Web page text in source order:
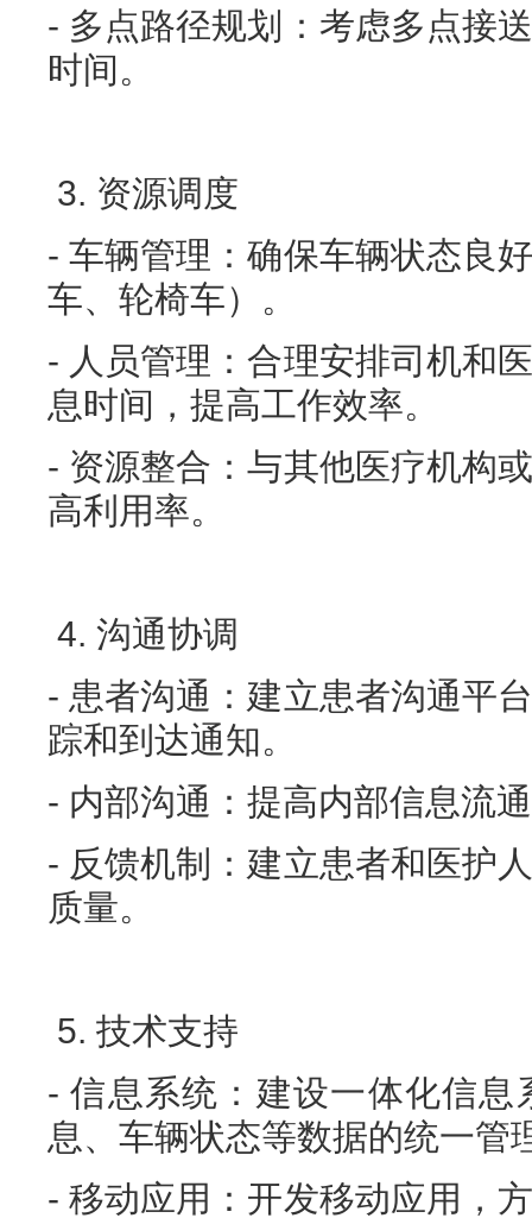
- 多点路径规划：考虑多点接
时间。
3. 资源调度
- 车辆管理：确保车辆状态良
车、轮椅车）。
- 人员管理：合理安排司机和
息时间，提高工作效率。
- 资源整合：与其他医疗机构
高利用率。
4. 沟通协调
- 患者沟通：建立患者沟通平
踪和到达通知。
- 内部沟通：提高内部信息流
- 反馈机制：建立患者和医护
质量。
5. 技术支持
- 信息系统：建设一体化信
息、车辆状态等数据的统一管
- 移动应用：开发移动应用，